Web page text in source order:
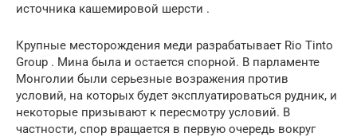
источника кашемировой шерсти .
Крупные месторождения меди разрабатывает Rio Tinto
Group . Мина была и остается спорной. В парламенте
Монголии были серьезные возражения против
условий, на которых будет эксплуатироваться рудник, и
некоторые призывают к пересмотру условий. В
частности, спор вращается в первую очередь вокруг